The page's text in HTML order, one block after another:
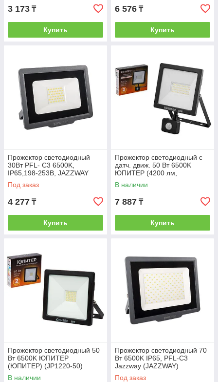
3 173 ₸
Купить
6 576 ₸
Купить
Прожектор светодиодный
30Вт PFL- C3 6500K,
IP65,198-253В, JAZZWAY
(JAZZWAY) (5023567)
Под заказ
4 277 ₸
Купить
Прожектор светодиодный с
датч. движ. 50 Вт 6500K
ЮПИТЕР (4200 лм,
холодный белый свет)
(ЮПИТЕР) (JP1221-50)
В наличии
7 887 ₸
Купить
Прожектор светодиодный 50
Вт 6500K ЮПИТЕР
(ЮПИТЕР) (JP1220-50)
В наличии
Прожектор светодиодный 70
Вт 6500K IP65, PFL-C3
Jazzway (JAZZWAY)
(5023604)
Под заказ